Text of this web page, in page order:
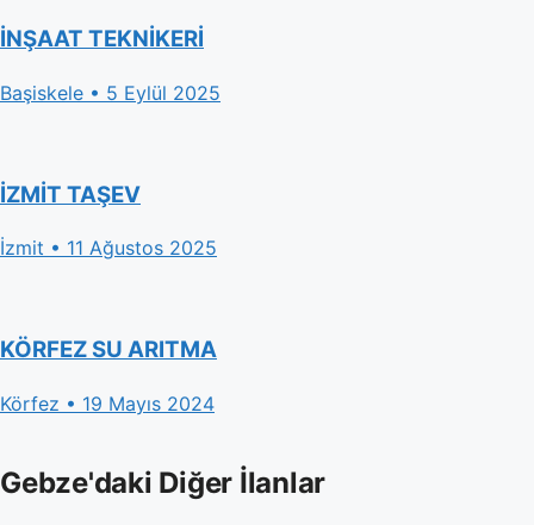
İNŞAAT TEKNİKERİ
Başiskele • 5 Eylül 2025
İZMİT TAŞEV
İzmit • 11 Ağustos 2025
KÖRFEZ SU ARITMA
Körfez • 19 Mayıs 2024
Gebze'daki Diğer İlanlar